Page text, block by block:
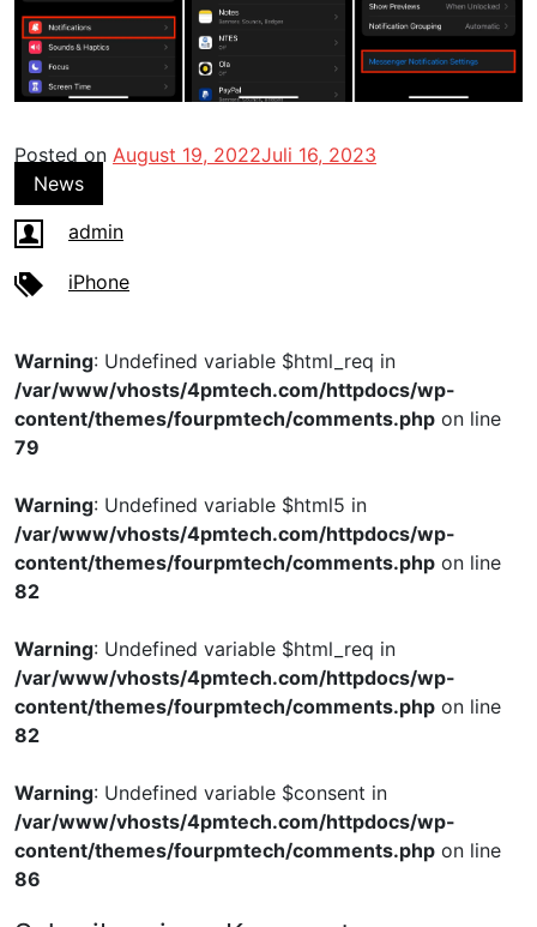
Posted on August 19, 2022Juli 16, 2023
News
admin
iPhone
Warning: Undefined variable $html_req in
/var/www/vhosts/4pmtech.com/httpdocs/wp-
content/themes/fourpmtech/comments.php on line
79
Warning: Undefined variable $html5 in
/var/www/vhosts/4pmtech.com/httpdocs/wp-
content/themes/fourpmtech/comments.php on line
82
Warning: Undefined variable $html_req in
/var/www/vhosts/4pmtech.com/httpdocs/wp-
content/themes/fourpmtech/comments.php on line
82
Warning: Undefined variable $consent in
/var/www/vhosts/4pmtech.com/httpdocs/wp-
content/themes/fourpmtech/comments.php on line
86